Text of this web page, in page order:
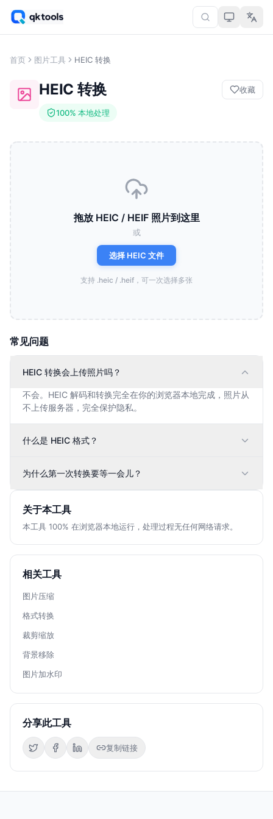
首页 图片工具 HEIC 转换
HEIC 转换
100% 本地处理
收藏
拖放 HEIC / HEIF 照片到这里
或
选择 HEIC 文件
支持 .heic / .heif，可一次选择多张
常见问题
HEIC 转换会上传照片吗？
不会。HEIC 解码和转换完全在你的浏览器本地完成，照片从
不上传服务器，完全保护隐私。
什么是 HEIC 格式？
为什么第一次转换要等一会儿？
关于本工具
本工具 100% 在浏览器本地运行，处理过程无任何网络请求。
相关工具
图片压缩
格式转换
裁剪缩放
背景移除
图片加水印
分享此工具
复制链接